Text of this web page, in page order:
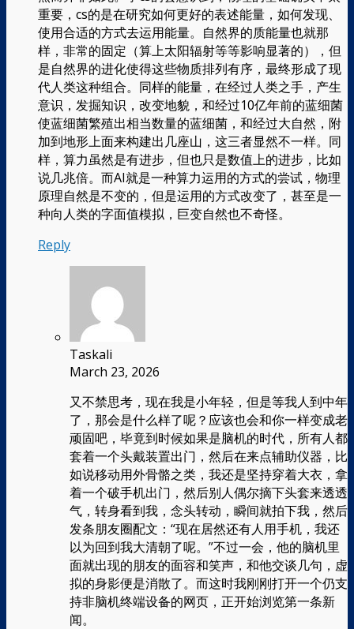
重要，cs的是在研究如何更好的表述能量，如何发现、
使用合适的方式去运用能量。自然界的质能量也就那
样，非常的固定（算上太阳辐射等等影响显著的），但
是自然界的进化使得这些物质排列有序，最终形成了现
代人类这种组合。同样的能量，在经过人类之手，产生
意识，发掘知识，改变地貌，和经过10亿年前的蓝细菌
使蓝细菌繁殖出相当数量的蓝细菌，和经过大自然，附
加到地形上面来构建出几座山，这三者显然不一样。同
样，算力虽然是有进步，但也只是数值上的进步，比如
说几兆倍。而AI就是一种算力运用的方式的尝试，物理
原理自然是不变的，但是运用的方式改变了，甚至是一
种向人类的字面值模拟，巨变自然也不奇怪。
Reply
Taskali
March 23, 2026
又不禁思考，现在我是小年轻，但是等我人到中年
了，那会是什么样了呢？应该也会和你一样变成老
顽固吧，毕竟到时候如果是脑机的时代，所有人都
套着一个头戴装置出门，然后在来点辅助仪器，比
如说移动用外骨骼之类，我还是坚持穿着大衣，拿
着一个破手机出门，然后别人偶尔摘下头套来透透
气，转身看到我，念头转动，瞬间就拍下我，然后
发条朋友圈配文：“现在居然还有人用手机，我还
以为回到我大清朝了呢。”不过一会，他的脑机里
面就出现的朋友的面容和笑声，和他交谈几句，虚
拟的身影便是消散了。而这时我刚刚打开一个仍支
持非脑机终端设备的网页，正开始浏览第一条新
闻。